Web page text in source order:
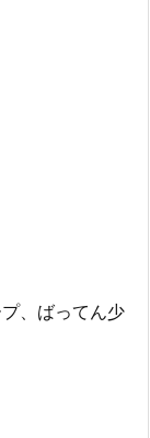
、ばってん少